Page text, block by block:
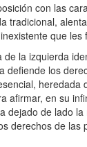
con las
tradicional,
que les
la izquierda
defiende los
heredada
afirmar, en su
dejado de lado
derechos de las